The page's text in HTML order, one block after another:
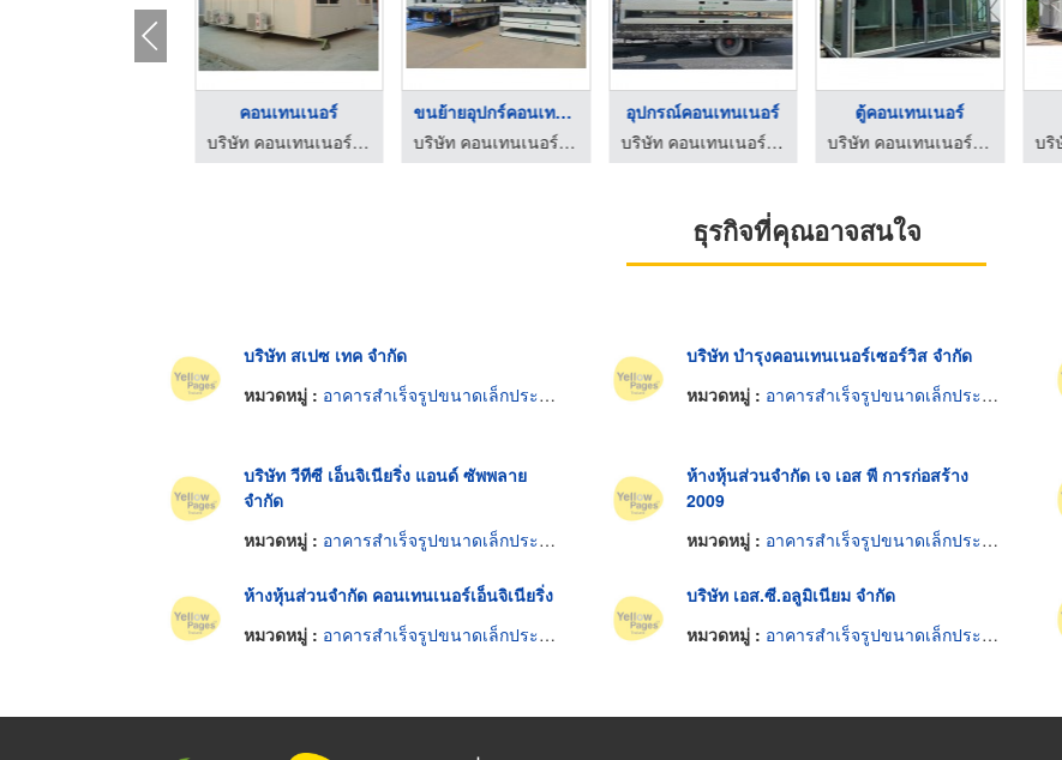
คอนเทนเนอร์
บริษัท คอนเทนเนอร์ (ประเทศไทย) จำกัด
ขนย้ายอุปกร์คอนเทนเน ...
บริษัท คอนเทนเนอร์ (ประเทศไทย) จำกัด
อุปกรณ์คอนเทนเนอร์
บริษัท คอนเทนเนอร์ (ประเทศไทย) จำกัด
ตู้คอนเทนเนอร์
บริษัท คอนเทนเนอร์ ซัพพลาย (2000) จำกัด
ธุรกิจที่คุณอาจสนใจ
บริษัท สเปซ เทค จำกัด
หมวดหมู่ : อาคารสำเร็จรูปขนาดเล็กประกอบและเคลื่อนย้ายได้
บริษัท บำรุงคอนเทนเนอร์เซอร์วิส จำกัด
หมวดหมู่ : อาคารสำเร็จรูปขนาดเล็กประกอบและเคลื่อนย้ายได้
บริษัท วีทีซี เอ็นจิเนียริ่ง แอนด์ ซัพพลาย
จำกัด
หมวดหมู่ : อาคารสำเร็จรูปขนาดเล็กประกอบและเคลื่อนย้ายได้
ห้างหุ้นส่วนจำกัด เจ เอส พี การก่อสร้าง
2009
หมวดหมู่ : อาคารสำเร็จรูปขนาดเล็กประกอบและเคลื่อนย้ายได้
ห้างหุ้นส่วนจำกัด คอนเทนเนอร์เอ็นจิเนียริ่ง
หมวดหมู่ : อาคารสำเร็จรูปขนาดเล็กประกอบและเคลื่อนย้ายได้
บริษัท เอส.ซี.อลูมิเนียม จำกัด
หมวดหมู่ : อาคารสำเร็จรูปขนาดเล็กประกอบและเคลื่อนย้ายได้